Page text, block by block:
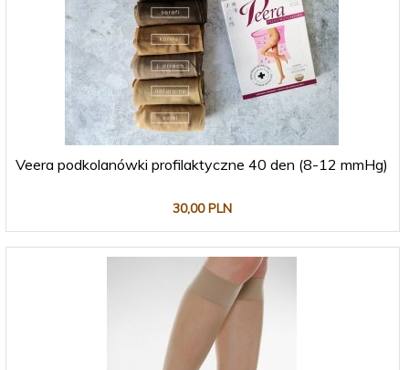
Veera podkolanówki profilaktyczne 40 den (8-12 mmHg)
30,00 PLN